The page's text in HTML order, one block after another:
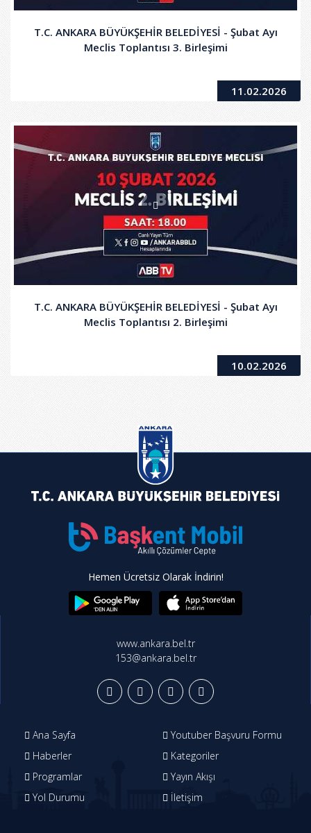
T.C. ANKARA BÜYÜKŞEHİR BELEDİYESİ - Şubat Ayı
Meclis Toplantısı 3. Birleşimi
11.02.2026
T.C. ANKARA BÜYÜKŞEHİR BELEDİYESİ - Şubat Ayı
Meclis Toplantısı 2. Birleşimi
10.02.2026
Hemen Ücretsiz Olarak İndirin!
www.ankara.bel.tr
153@ankara.bel.tr
Ana Sayfa
Youtuber Başvuru Formu
Haberler
Kategoriler
Programlar
Yayın Akışı
Yol Durumu
İletişim